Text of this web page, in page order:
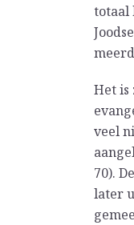
totaal
Het is
veel
70).
later